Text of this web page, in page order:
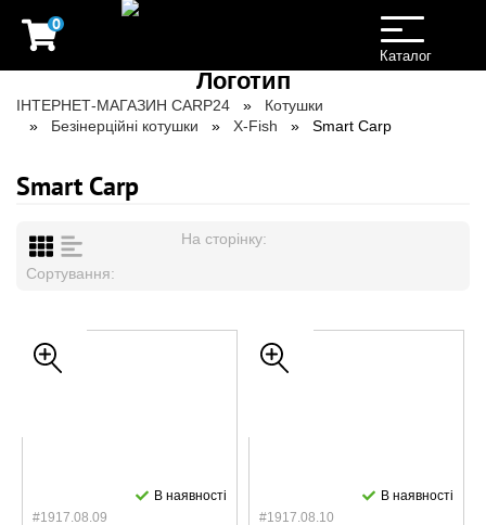
0
Toggle
navigation
Каталог
ІНТЕРНЕТ-МАГАЗИН CARP24
Котушки
Безінерційні котушки
X-Fish Smart Carp
Smart Carp
На сторінку:
Сортування:
#1917.08.09
В наявності
#1917.08.10
В наявності